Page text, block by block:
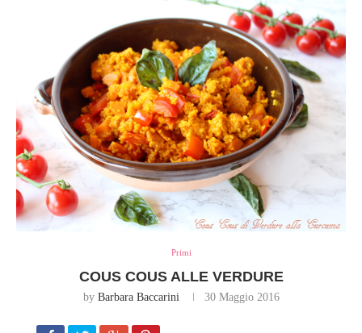
Primi
COUS COUS ALLE VERDURE
by Barbara Baccarini 30 Maggio 2016